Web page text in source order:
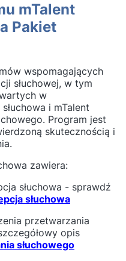
mTalent
Pakiet
wspomagających
słuchowej, w tym
w
i mTalent
Program jest
skutecznością i
zawiera:
słuchowa - sprawdź
słuchowa
przetwarzania
opis
słuchowego